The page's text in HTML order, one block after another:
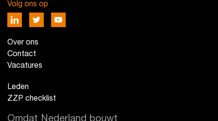
Volg ons op
Over ons
Contact
Vacatures
Leden
ZZP checklist
Omdat Nederland bouwt